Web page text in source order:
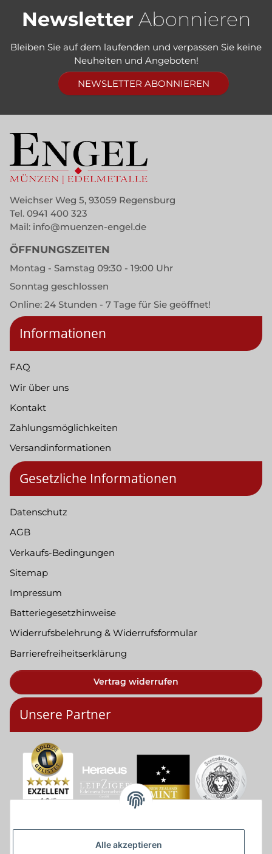
Alle akzeptieren
Newsletter Abonnieren
Bleiben Sie auf dem laufenden und verpassen Sie keine
Neuheiten und Angeboten!
NEWSLETTER ABONNIEREN
Weichser Weg 5, 93059 Regensburg
Tel. 0941 400 323
Mail: info@muenzen-engel.de
ÖFFNUNGSZEITEN
Montag - Samstag 09:30 - 19:00 Uhr
Sonntag geschlossen
Online: 24 Stunden - 7 Tage für Sie geöffnet!
Informationen
FAQ
Wir über uns
Kontakt
Zahlungsmöglichkeiten
Versandinformationen
Gesetzliche Informationen
Datenschutz
AGB
Verkaufs-Bedingungen
Sitemap
Impressum
Batteriegesetzhinweise
Widerrufsbelehrung & Widerrufsformular
Barrierefreiheitserklärung
Vertrag widerrufen
Unsere Partner